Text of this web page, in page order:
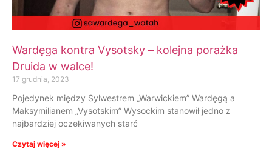
Wardęga kontra Vysotsky – kolejna porażka
Druida w walce!
17 grudnia, 2023
Pojedynek między Sylwestrem „Warwickiem” Wardęgą a
Maksymilianem „Vysotskim” Wysockim stanowił jedno z
najbardziej oczekiwanych starć
Czytaj więcej »